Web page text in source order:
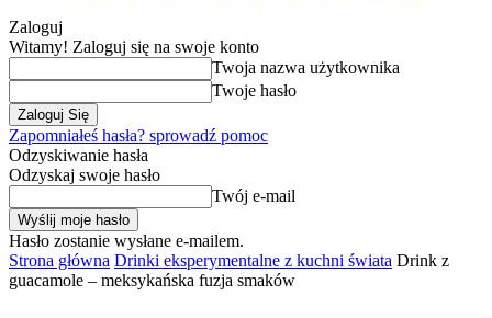
Zaloguj
Witamy! Zaloguj się na swoje konto
Twoja nazwa użytkownika
Twoje hasło
Zapomniałeś hasła? sprowadź pomoc
Odzyskiwanie hasła
Odzyskaj swoje hasło
Twój e-mail
Hasło zostanie wysłane e-mailem.
Strona główna Drinki eksperymentalne z kuchni świata Drink z
guacamole – meksykańska fuzja smaków